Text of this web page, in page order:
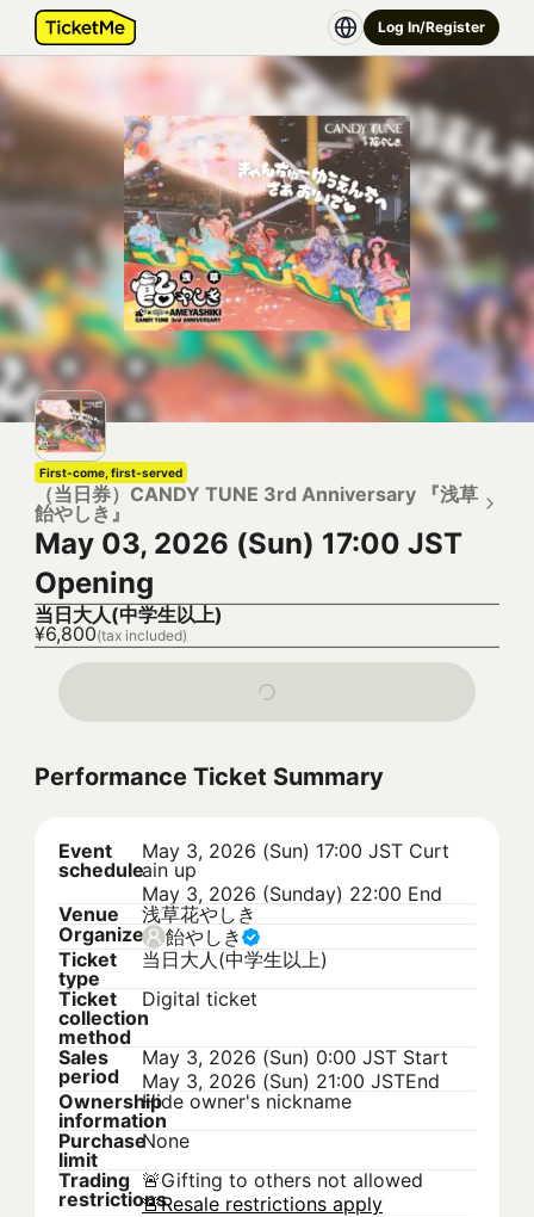
Log In/Register
First-come, first-served
（当日券）CANDY TUNE 3rd Anniversary 『浅草
飴やしき』
May 03, 2026 (Sun) 17:00 JST
Opening
当日大人(中学生以上)
¥6,800(tax included)
Performance Ticket Summary
Event
schedule
May 3, 2026 (Sun) 17:00 JST Curt
ain up
May 3, 2026 (Sunday) 22:00 End
Venue
浅草花やしき
Organizer 飴やしき
Ticket
type
当日大人(中学生以上)
Ticket
collection
method
Digital ticket
Sales
period
May 3, 2026 (Sun) 0:00 JST Start
May 3, 2026 (Sun) 21:00 JSTEnd
Ownership
information
Hide owner's nickname
Purchase
limit
None
Trading
restrictions
🚨Gifting to others not allowed
🚨Resale restrictions apply